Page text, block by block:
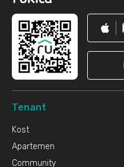
Tenant
Kost
Apartemen
Community